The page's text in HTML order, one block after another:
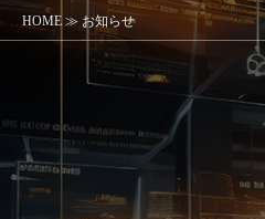
HOME ≫ お知らせ